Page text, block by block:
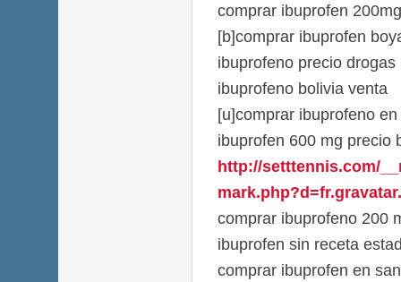
comprar ibuprofen
[b]comprar ibuprofen
ibuprofeno precio
ibuprofeno bolivia venta
[u]comprar ibuprofeno
ibuprofen 600 mg precio
http://setttennis.com/
comprar ibuprofeno 200
ibuprofen sin receta
comprar ibuprofen en